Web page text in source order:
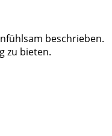
beschrieben.
zu bieten.